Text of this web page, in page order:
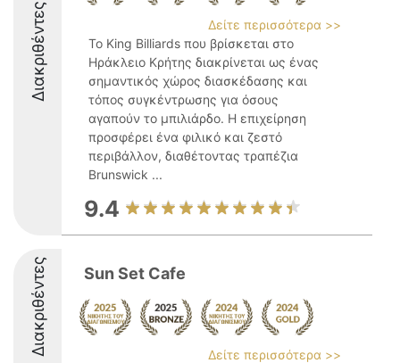
Διακριθέντες
Δείτε περισσότερα >>
Το King Billiards που βρίσκεται στο
Ηράκλειο Κρήτης διακρίνεται ως ένας
σημαντικός χώρος διασκέδασης και
τόπος συγκέντρωσης για όσους
αγαπούν το μπιλιάρδο. Η επιχείρηση
προσφέρει ένα φιλικό και ζεστό
περιβάλλον, διαθέτοντας τραπέζια
Brunswick ...
9.4
Διακριθέντες Sun Set Cafe
Δείτε περισσότερα >>